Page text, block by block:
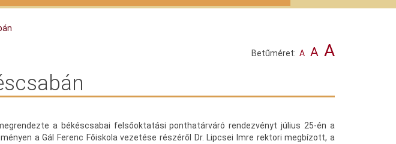
Betűméret: A A A
a békéscsabai felsőoktatási ponthatárváró rendezvényt július 25-én a
a Gál Ferenc Főiskola vezetése részéről Dr. Lipcsei Imre rektori megbízott, a